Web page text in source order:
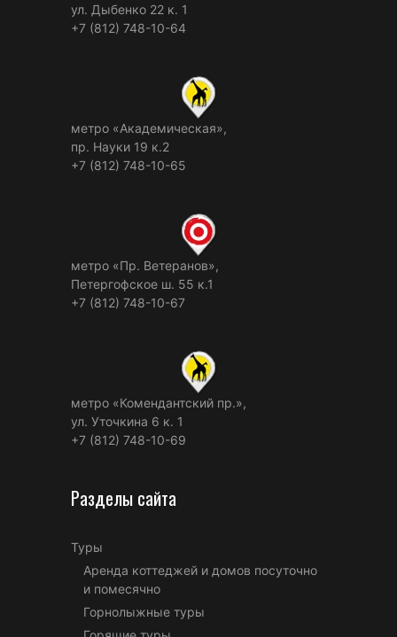
ул. Дыбенко 22 к. 1
+7 (812) 748-10-64
метро «Академическая»,
пр. Науки 19 к.2
+7 (812) 748-10-65
метро «Пр. Ветеранов»,
Петергофское ш. 55 к.1
+7 (812) 748-10-67
метро «Комендантский пр.»,
ул. Уточкина 6 к. 1
+7 (812) 748-10-69
Разделы сайта
Туры
Аренда коттеджей и домов посуточно
и помесячно
Горнолыжные туры